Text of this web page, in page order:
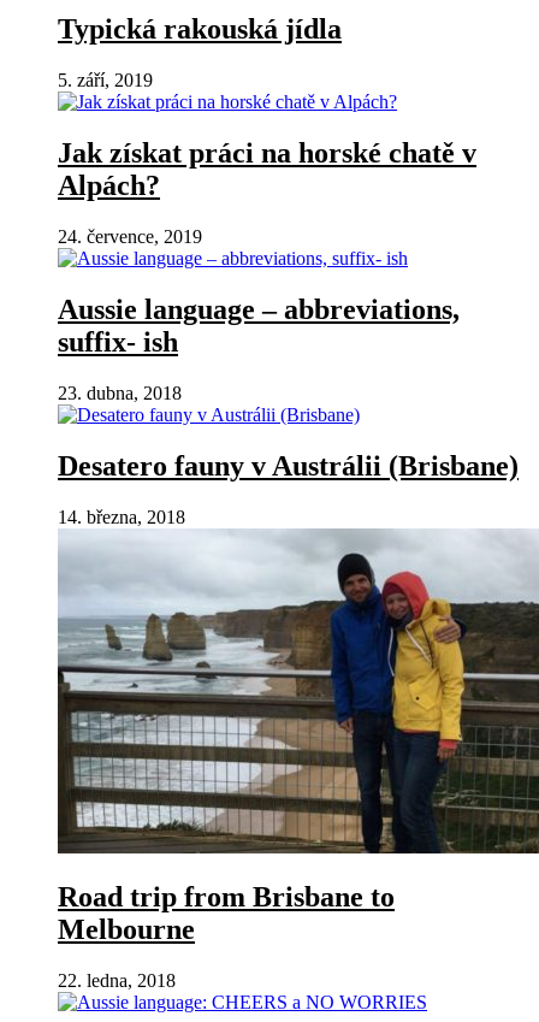
Typická rakouská jídla
5. září, 2019
Jak získat práci na horské chatě v
Alpách?
24. července, 2019
Aussie language – abbreviations,
suffix- ish
23. dubna, 2018
Desatero fauny v Austrálii (Brisbane)
14. března, 2018
Road trip from Brisbane to
Melbourne
22. ledna, 2018